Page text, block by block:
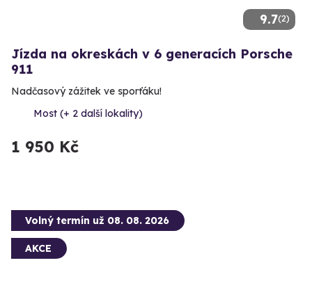
9.7(2)
Jízda na okreskách v 6 generacích Porsche
911
Nadčasový zážitek ve sporťáku!
Most (+ 2 další lokality)
1 950 Kč
Volný termín už 08. 08. 2026
AKCE